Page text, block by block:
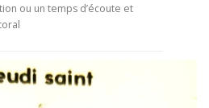
ou un temps d’écoute et